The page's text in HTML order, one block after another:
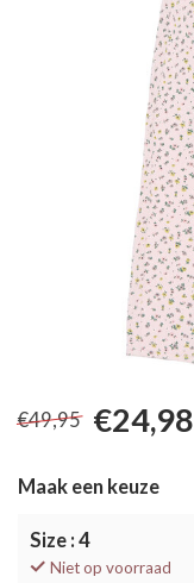
€49,95 €24,98
Maak een keuze
Size : 4
Niet op voorraad